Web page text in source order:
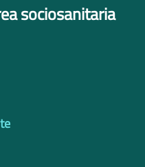
sociosanitaria